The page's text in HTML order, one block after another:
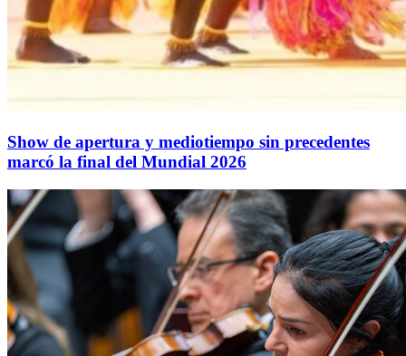
Show de apertura y mediotiempo sin precedentes
marcó la final del Mundial 2026